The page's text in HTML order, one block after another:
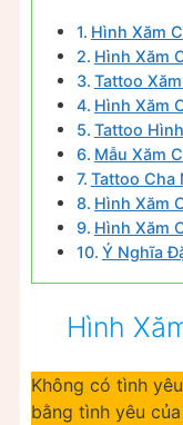
Hình Xăm
Hình Xăm
Tattoo
Hình Xăm
Tattoo
Mẫu Xăm
Tattoo Cha
Hình Xăm
Hình Xăm
Ý Nghĩa
Hình
Không có tình
bằng tình yêu